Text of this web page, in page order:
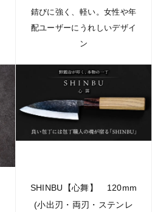
錆びに強く、軽い。女性や年
配ユーザーにうれしいデザイ
ン
SHINBU【心舞】 120mm
(小出刃・両刃・ステンレ